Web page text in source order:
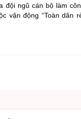
ngũ cán bộ làm
vận động “Toàn dân